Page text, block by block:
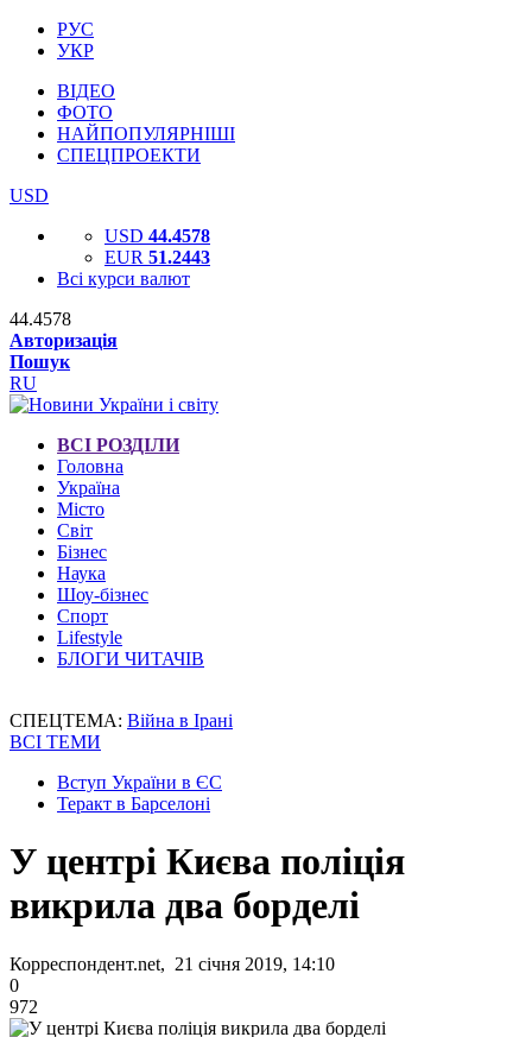
РУС
УКР
ВІДЕО
ФОТО
НАЙПОПУЛЯРНІШІ
СПЕЦПРОЕКТИ
USD
USD 44.4578
EUR 51.2443
Всі курси валют
44.4578
Авторизація
Пошук
RU
ВСІ РОЗДІЛИ
Головна
Україна
Місто
Світ
Бізнес
Наука
Шоу-бізнес
Спорт
Lifestyle
БЛОГИ ЧИТАЧІВ
СПЕЦТЕМА: Війна в Ірані
ВСІ ТЕМИ
Вступ України в ЄС
Теракт в Барселоні
У центрі Києва поліція
викрила два борделі
Корреспондент.net, 21 січня 2019, 14:10
0
972